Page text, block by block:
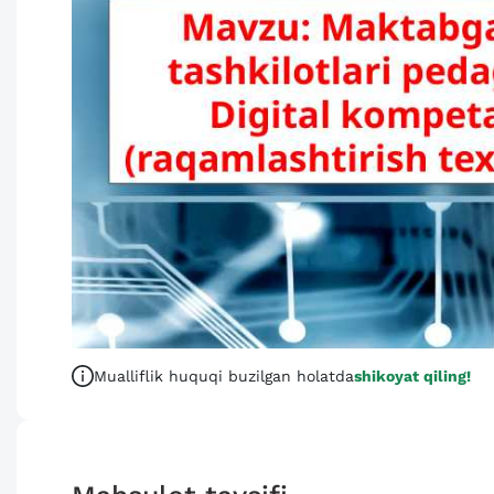
Mualliflik huquqi buzilgan holatdashikoyat qiling!